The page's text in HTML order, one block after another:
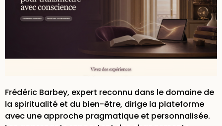
Frédéric Barbey, expert reconnu dans le domaine de
la spiritualité et du bien-être, dirige la plateforme
avec une approche pragmatique et personnalisée.